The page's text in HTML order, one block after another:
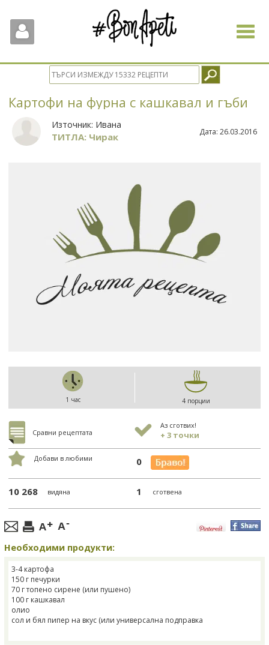
Toggle
Картофи на фурна с кашкавал и гъби
Източник: Ивана
ТИТЛА: Чирак Дата: 26.03.2016
1 час 4 порции
Сравни рецептата
Аз сготвих!
+ 3 точки
Добави в любими 0
10 268 видяна 1 сготвена
Необходими продукти:
3-4 картофа
150 г печурки
70 г топено сирене (или пушено)
100 г кашкавал
олио
сол и бял пипер на вкус (или универсална подправка